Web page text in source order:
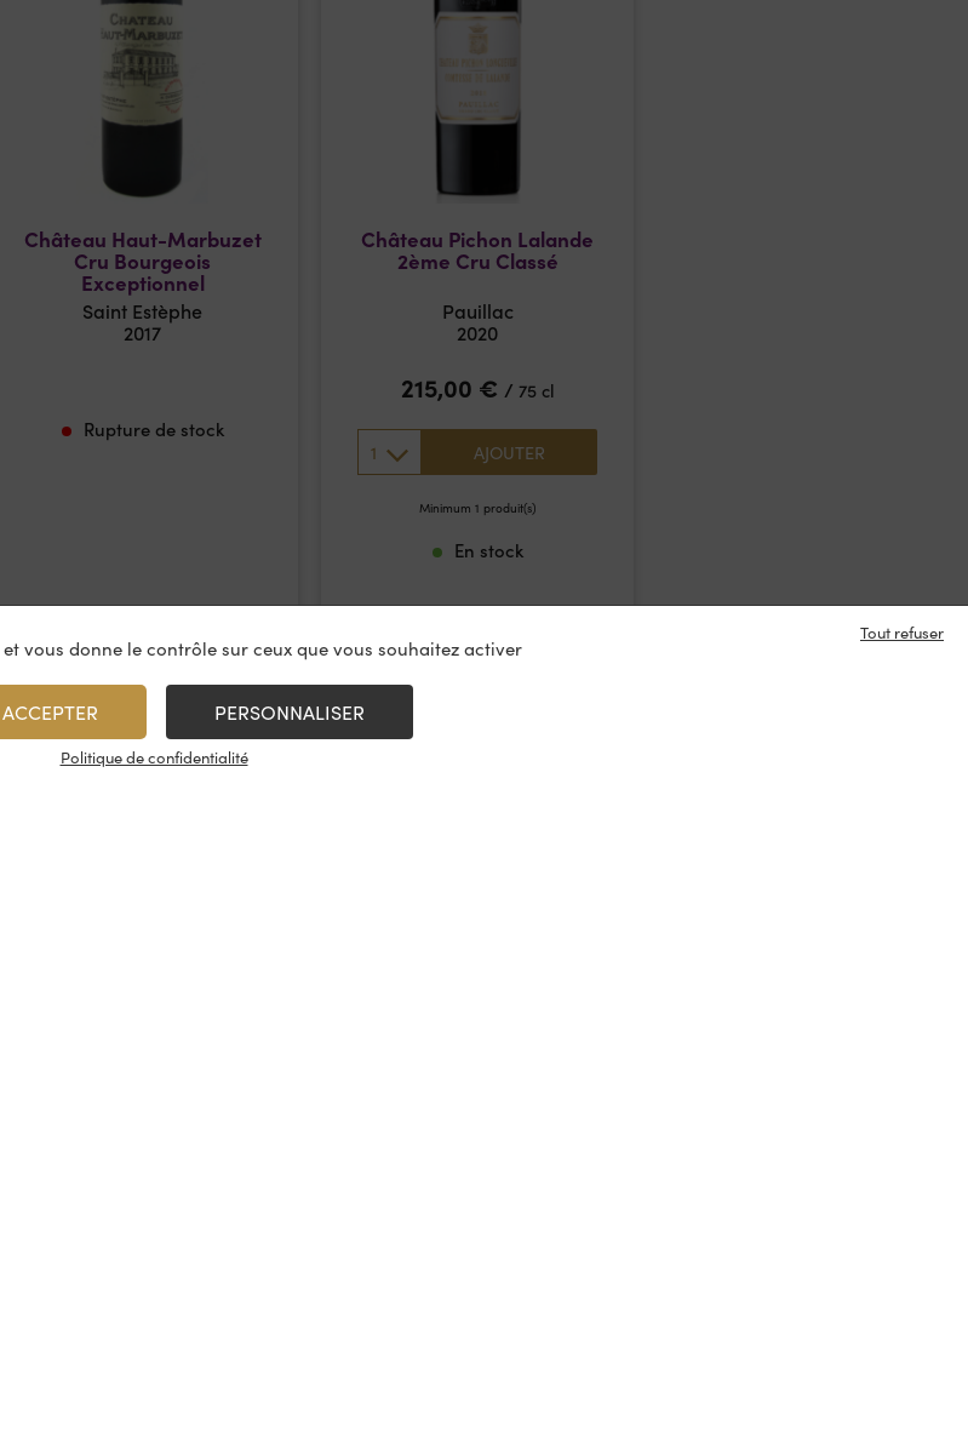
Château Haut-Marbuzet
Cru Bourgeois
Exceptionnel
Saint Estèphe
2017
Rupture de stock
Château Pichon Lalande
2ème Cru Classé
Pauillac
2020
215,00 € / 75 cl
1 AJOUTER
Minimum 1 produit(s)
En stock
vous donne le contrôle sur ceux que vous souhaitez activer
Tout refuser
PERSONNALISER
Politique de confidentialité